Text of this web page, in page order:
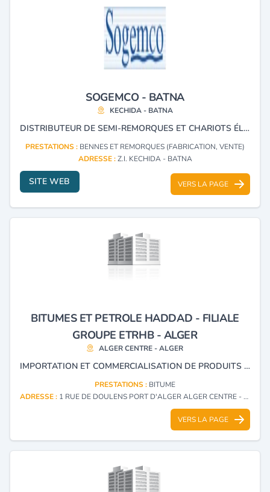
SOGEMCO - BATNA
KECHIDA - BATNA
DISTRIBUTEUR DE SEMI-REMORQUES ET CHARIOTS ÉLÉVATEURS , TRACTEURS AGRICOLES POUR TIRSAM, SERVICE APRES-VENTE.
PRESTATIONS : BENNES ET REMORQUES (FABRICATION, VENTE)
ADRESSE :Z.I. KECHIDA - BATNA
SITE WEB VERS LA PAGE
BITUMES ET PETROLE HADDAD - FILIALE
GROUPE ETRHB - ALGER
ALGER CENTRE - ALGER
IMPORTATION ET COMMERCIALISATION DE PRODUITS ÉTANCHÉISTES BITUME ET GOUDRONS.
PRESTATIONS : BITUME
ADRESSE : 1 RUE DE DOULENS PORT D'ALGER ALGER CENTRE - ALGER
VERS LA PAGE